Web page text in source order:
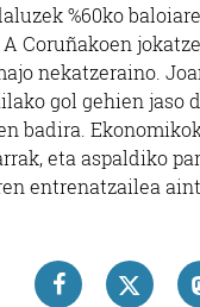
%60ko
Coruñakoen
nekatzeraino.
gol gehien jaso
badira.
eta aspaldiko
entrenatzailea